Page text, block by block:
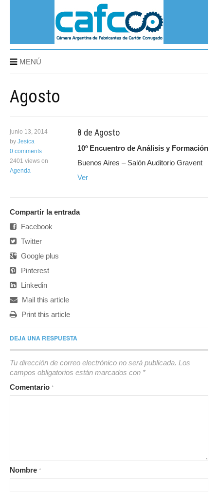
MENÚ
Agosto
8 de Agosto
10º Encuentro de Análisis y Formación
Buenos Aires – Salón Auditorio Gravent
Ver
junio 13, 2014
by Jesica
0 comments
2401 views on
Agenda
Compartir la entrada
Facebook
Twitter
Google plus
Pinterest
Linkedin
Mail this article
Print this article
DEJA UNA RESPUESTA
Tu dirección de correo electrónico no será publicada. Los
campos obligatorios están marcados con *
Comentario *
Nombre *